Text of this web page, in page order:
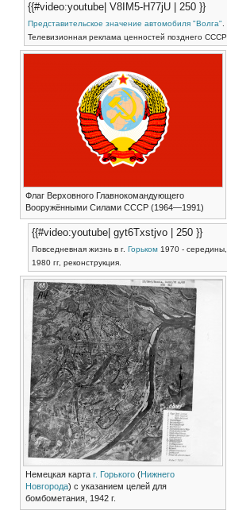
{{#video:youtube| V8IM5-H77jU | 250 }}
Представительское значение автомобиля "Волга".
Телевизионная реклама ценностей позднего СССР
Флаг Верховного Главнокомандующего
Вооружёнными Силами СССР (1964—1991)
{{#video:youtube| gyt6Txstjvo | 250 }}
Повседневная жизнь в г. Горьком1970 - середины,
1980 гг, реконструкция.
Немецкая карта г. Горького(Нижнего
Новгорода) с указанием целей для
бомбометания, 1942 г.